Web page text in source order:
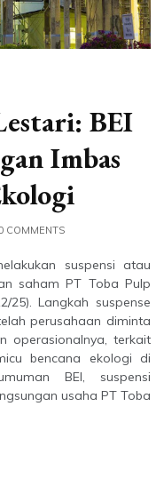
BEI
Imbas
COMMENTS
suspensi atau
saham PT Toba Pulp
25). Langkah suspense
perusahaan diminta
operasionalnya, terkait
bencana ekologi di
BEI, suspensi
usaha PT Toba